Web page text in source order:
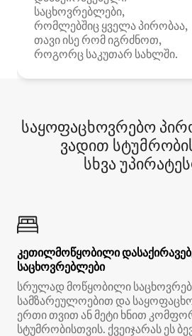
საცხოვრებლები,
რომლებშიც ყველა პირობაა,
თავი ისე რომ იგრძნოთ,
როგორც საკუთარ სახლში.
საყოფაცხოვრებო
ვადით
სხვა
კეთილმოწყობილი
საცხოვრებლები
სრულად მოწყობილი
სამზარეულოებით და
ერთი თვით ან მეტი ხნით
სტუმრობისთვის. ქვეიჯარას ეს